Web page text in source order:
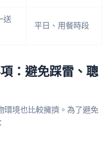
送
平日、用餐時段
：避免踩雷、聰
環境也比較擁擠。為了避免